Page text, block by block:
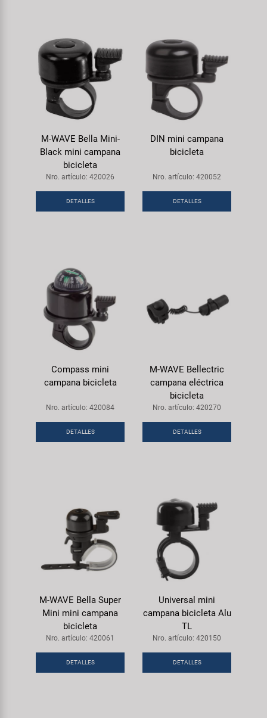
M-WAVE Bella Mini-
Black mini campana
bicicleta
Nro. artículo: 420026
DETALLES
DIN mini campana
bicicleta
Nro. artículo: 420052
DETALLES
Compass mini
campana bicicleta
Nro. artículo: 420084
DETALLES
M-WAVE Bellectric
campana eléctrica
bicicleta
Nro. artículo: 420270
DETALLES
M-WAVE Bella Super
Mini mini campana
bicicleta
Nro. artículo: 420061
DETALLES
Universal mini
campana bicicleta Alu
TL
Nro. artículo: 420150
DETALLES